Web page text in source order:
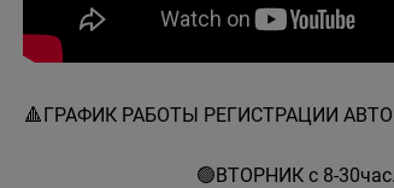
🔺️ГРАФИК РАБОТЫ РЕГИСТРАЦИИ
🟢ВТОРНИК с 8-